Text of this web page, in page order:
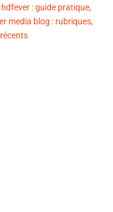
: guide pratique,
media blog : rubriques,